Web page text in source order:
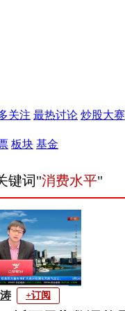
关注 最热讨论 炒股大赛
板块 基金
键词"消费水平"
+订阅